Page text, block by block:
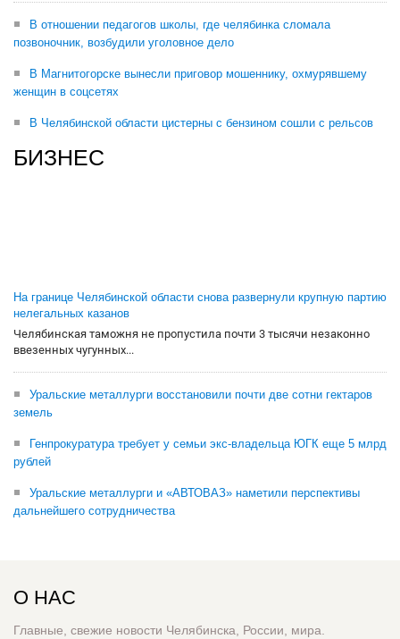
В отношении педагогов школы, где челябинка сломала
позвоночник, возбудили уголовное дело
В Магнитогорске вынесли приговор мошеннику, охмурявшему
женщин в соцсетях
В Челябинской области цистерны с бензином сошли с рельсов
БИЗНЕС
На границе Челябинской области снова развернули крупную партию
нелегальных казанов
Челябинская таможня не пропустила почти 3 тысячи незаконно
ввезенных чугунных...
Уральские металлурги восстановили почти две сотни гектаров
земель
Генпрокуратура требует у семьи экс-владельца ЮГК еще 5 млрд
рублей
Уральские металлурги и «АВТОВАЗ» наметили перспективы
дальнейшего сотрудничества
О НАС
Главные, свежие новости Челябинска, России, мира.